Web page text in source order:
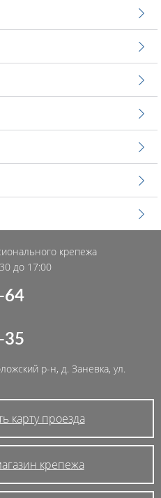
крепежа
до 17:00
64
35
р-н, д. Заневка, ул.
карту проезда
крепежа